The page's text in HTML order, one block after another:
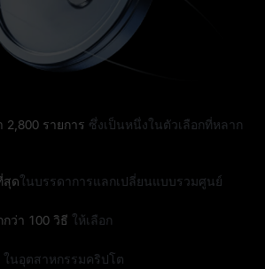
2,800 รายการ ซึ่งเป็นหนึ่งในตัวเลือกที่หลาก
สุดในบรรดาการแลกเปลี่ยนแบบรวมศูนย์
ว่า 100 วิธี ให้เลือก
ในอุตสาหกรรมคริปโต